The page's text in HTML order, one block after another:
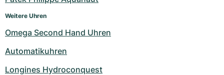
Weitere Uhren
Omega Second Hand Uhren
Automatikuhren
Longines Hydroconquest